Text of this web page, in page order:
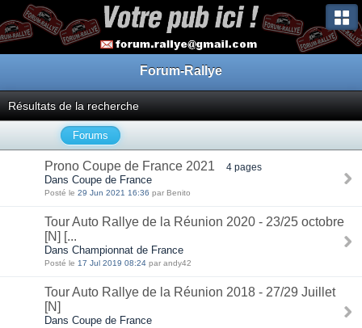
Forum-Rallye
Résultats de la recherche
Forums
Prono Coupe de France 2021 4 pages
Dans Coupe de France
Posté le 29 Jun 2021 16:36 par Benito
Tour Auto Rallye de la Réunion 2020 - 23/25 octobre
[N] [...
Dans Championnat de France
Posté le 17 Jul 2019 08:24 par andy42
Tour Auto Rallye de la Réunion 2018 - 27/29 Juillet
[N]
Dans Coupe de France